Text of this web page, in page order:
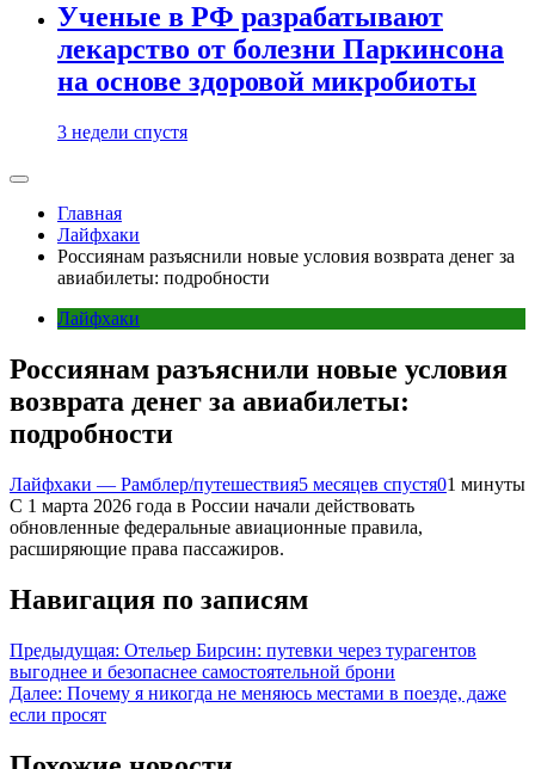
Ученые в РФ разрабатывают
лекарство от болезни Паркинсона
на основе здоровой микробиоты
3 недели спустя
Главная
Лайфхаки
Россиянам разъяснили новые условия возврата денег за
авиабилеты: подробности
Лайфхаки
Россиянам разъяснили новые условия
возврата денег за авиабилеты:
подробности
Лайфхаки — Рамблер/путешествия5 месяцев спустя01 минуты
С 1 марта 2026 года в России начали действовать
обновленные федеральные авиационные правила,
расширяющие права пассажиров.
Навигация по записям
Предыдущая: Отельер Бирсин: путевки через турагентов
выгоднее и безопаснее самостоятельной брони
Далее: Почему я никогда не меняюсь местами в поезде, даже
если просят